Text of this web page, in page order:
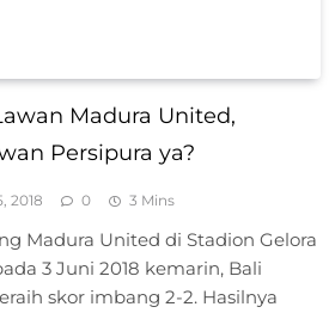
Madura United,
Persipura ya?
2018 0 3 Mins
Madura United di Stadion Gelora
3 Juni 2018 kemarin, Bali
skor imbang 2-2. Hasilnya